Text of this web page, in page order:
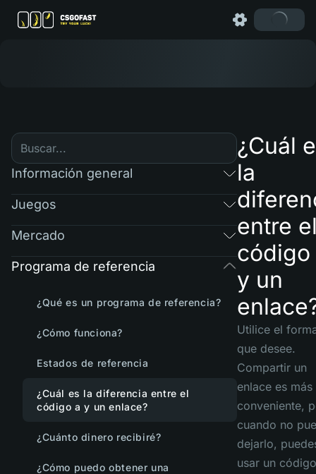
Información general
Juegos
Mercado
Programa de referencia
¿Qué es un programa de referencia?
¿Cómo funciona?
Estados de referencia
¿Cuál es la diferencia entre el
código a y un enlace?
¿Cuánto dinero recibiré?
¿Cómo puedo obtener una
¿Cuál
la
entre
código
y un
Utilice el
que desee.
Compartir un
enlace es más
conveniente,
cuando no
dejarlo,
usar un